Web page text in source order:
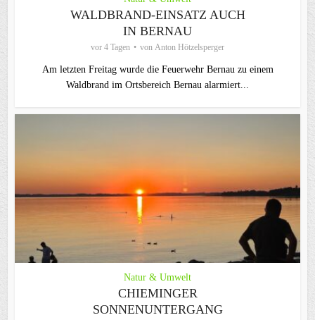
WALDBRAND-EINSATZ AUCH
IN BERNAU
vor 4 Tagen von Anton Hötzelsperger
Am letzten Freitag wurde die Feuerwehr Bernau zu einem
Waldbrand im Ortsbereich Bernau alarmiert...
Natur & Umwelt
CHIEMINGER
SONNENUNTERGANG